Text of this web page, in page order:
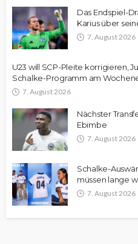
Das Endspiel-
Karius über
7. August 2026
U23 will SCP-Pleite korrigieren,
Schalke-Programm am
7. August 2026
Nächster
Ebimbe
7. August 2026
Schalke-
müssen lange
7. August 2026